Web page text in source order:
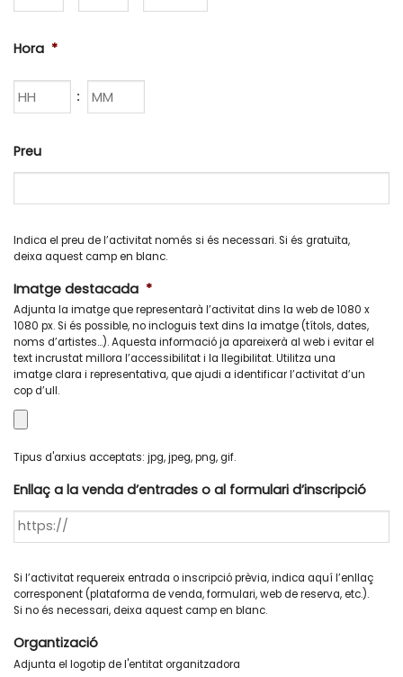
Hora *
:
Hores Minuts
Preu
Indica el preu de l’activitat només si és necessari. Si és gratuïta,
deixa aquest camp en blanc.
Imatge destacada *
Adjunta la imatge que representarà l’activitat dins la web de 1080 x
1080 px. Si és possible, no incloguis text dins la imatge (títols, dates,
noms d’artistes...). Aquesta informació ja apareixerà al web i evitar el
text incrustat millora l’accessibilitat i la llegibilitat. Utilitza una
imatge clara i representativa, que ajudi a identificar l’activitat d’un
cop d’ull.
Tipus d'arxius acceptats: jpg, jpeg, png, gif.
Enllaç a la venda d’entrades o al formulari d’inscripció
Si l’activitat requereix entrada o inscripció prèvia, indica aquí l’enllaç
corresponent (plataforma de venda, formulari, web de reserva, etc.).
Si no és necessari, deixa aquest camp en blanc.
Organtizació
Adjunta el logotip de l'entitat organitzadora